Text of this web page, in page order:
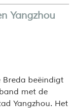
Yangzhou
Breda beëindigt
met de
Yangzhou. Het